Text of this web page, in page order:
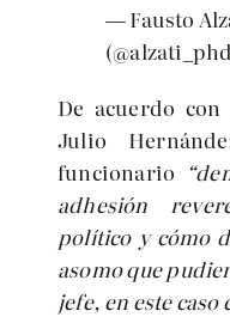
— Fausto
De acuerdo
Julio
funcionario
adhesión
político y cómo
asomo que
jefe, en este